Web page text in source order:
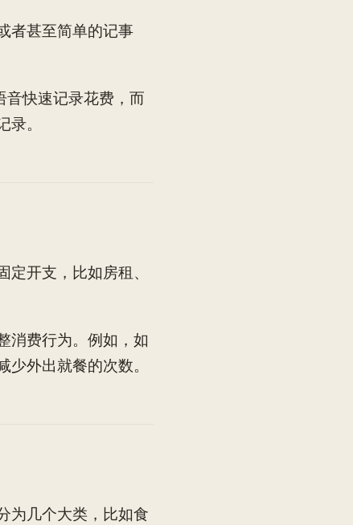
者甚至简单的记事
快速记录花费，而
。
开支，比如房租、
消费行为。例如，如
外出就餐的次数。
为几个大类，比如食